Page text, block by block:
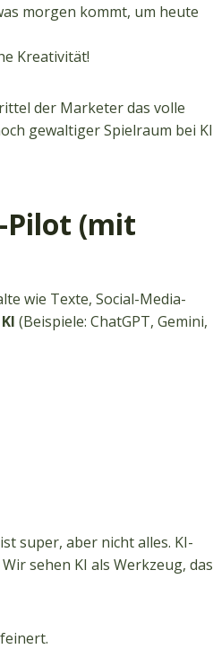
morgen kommt, um heute
Kreativität!
der Marketer das volle
gewaltiger Spielraum bei KI
Pilot (mit
wie Texte, Social-Media-
(Beispiele: ChatGPT, Gemini,
super, aber nicht alles. KI-
sehen KI als Werkzeug, das